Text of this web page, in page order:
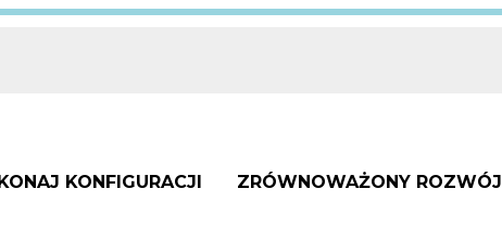
KONFIGURACJI ZRÓWNOWAŻONY ROZWÓJ